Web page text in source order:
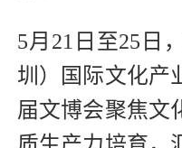
5月21日至25日
圳）国际文化产
届文博会聚焦文